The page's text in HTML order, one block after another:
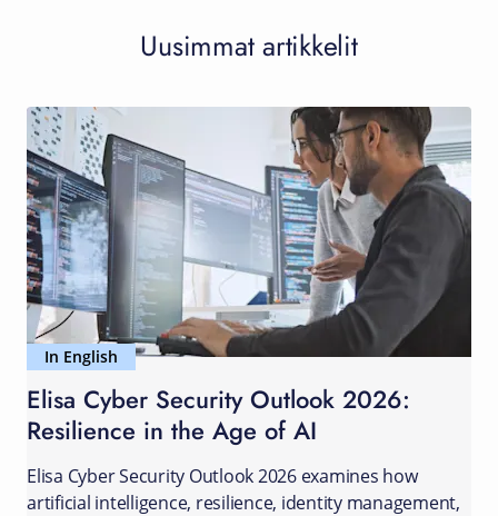
Uusimmat artikkelit
In English
Elisa Cyber Security Outlook 2026:
Resilience in the Age of AI
Elisa Cyber Security Outlook 2026 examines how
artificial intelligence, resilience, identity management,